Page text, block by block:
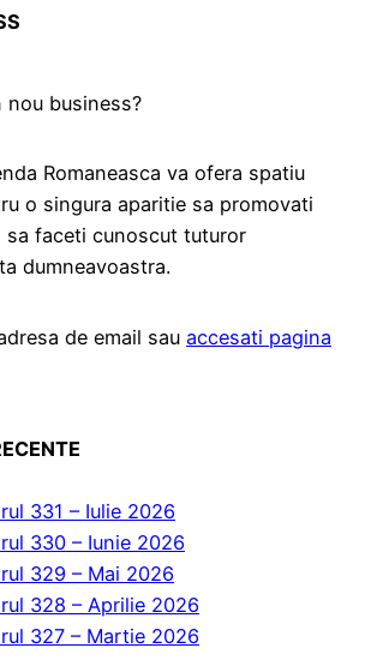
nou business?
Romaneasca va ofera spatiu
o singura aparitie sa promovati
sa faceti cunoscut tuturor
dumneavoastra.
de email sau accesati pagina
331 – Iulie 2026
330 – Iunie 2026
329 – Mai 2026
328 – Aprilie 2026
327 – Martie 2026